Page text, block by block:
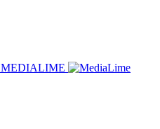
MEDIALIME